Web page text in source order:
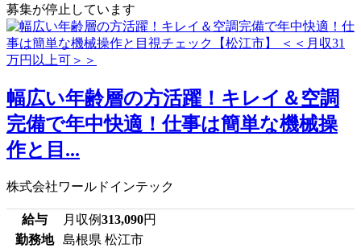
募集が停止しています
幅広い年齢層の方活躍！キレイ＆空調
完備で年中快適！仕事は簡単な機械操
作と目...
株式会社ワールドインテック
給与 月収例313,090円
勤務地
島根県 松江市